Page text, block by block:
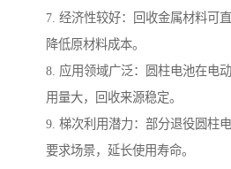
7. 经济性较好：回收金属材料可
降低原材料成本。
8. 应用领域广泛：圆柱电池在电
用量大，回收来源稳定。
9. 梯次利用潜力：部分退役圆柱
要求场景，延长使用寿命。